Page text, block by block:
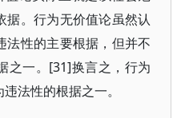
据。行为无价值论虽然认
法性的主要根据，但并不
之一。[31]换言之，行为
法性的根据之一。